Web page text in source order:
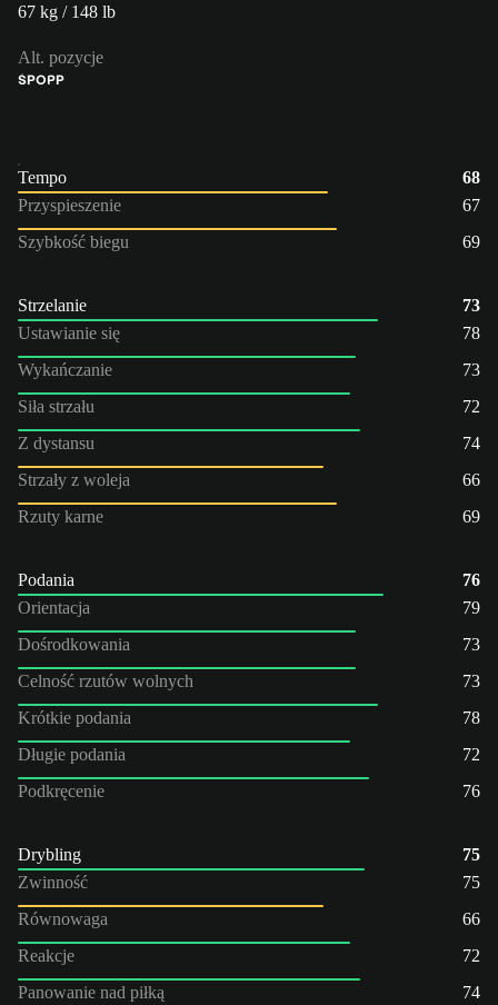
67 kg / 148 lb
Alt. pozycje
ŚPOPP
Tempo
68
Przyspieszenie
67
Szybkość biegu
69
Strzelanie
73
Ustawianie się
78
Wykańczanie
73
Siła strzału
72
Z dystansu
74
Strzały z woleja
66
Rzuty karne
69
Podania
76
Orientacja
79
Dośrodkowania
73
Celność rzutów wolnych
73
Krótkie podania
78
Długie podania
72
Podkręcenie
76
Drybling
75
Zwinność
75
Równowaga
66
Reakcje
72
Panowanie nad piłką
74